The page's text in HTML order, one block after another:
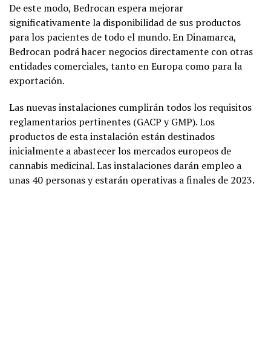
De este modo, Bedrocan espera mejorar
significativamente la disponibilidad de sus productos
para los pacientes de todo el mundo. En Dinamarca,
Bedrocan podrá hacer negocios directamente con otras
entidades comerciales, tanto en Europa como para la
exportación.
Las nuevas instalaciones cumplirán todos los requisitos
reglamentarios pertinentes (GACP y GMP). Los
productos de esta instalación están destinados
inicialmente a abastecer los mercados europeos de
cannabis medicinal. Las instalaciones darán empleo a
unas 40 personas y estarán operativas a finales de 2023.